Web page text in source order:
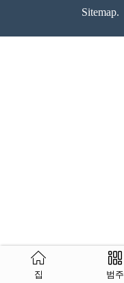
Sitemap.
집 범주